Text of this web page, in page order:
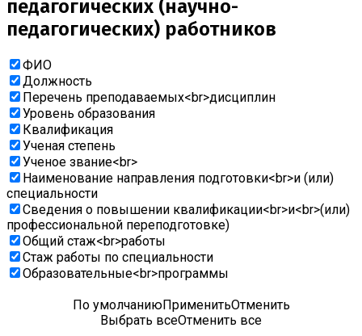
педагогических (научно-
педагогических) работников
ФИО
Должность
Перечень преподаваемых<br>дисциплин
Уровень образования
Квалификация
Ученая степень
Ученое звание<br>
Наименование направления подготовки<br>и (или)
специальности
Сведения о повышении квалификации<br>и<br>(или)
профессиональной переподготовке)
Общий стаж<br>работы
Cтаж работы по специальности
Образовательные<br>программы
По умолчаниюПрименитьОтменить
Выбрать всеОтменить все